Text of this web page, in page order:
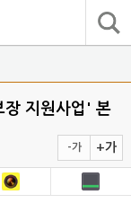
장 지원사업' 본
-가 +가